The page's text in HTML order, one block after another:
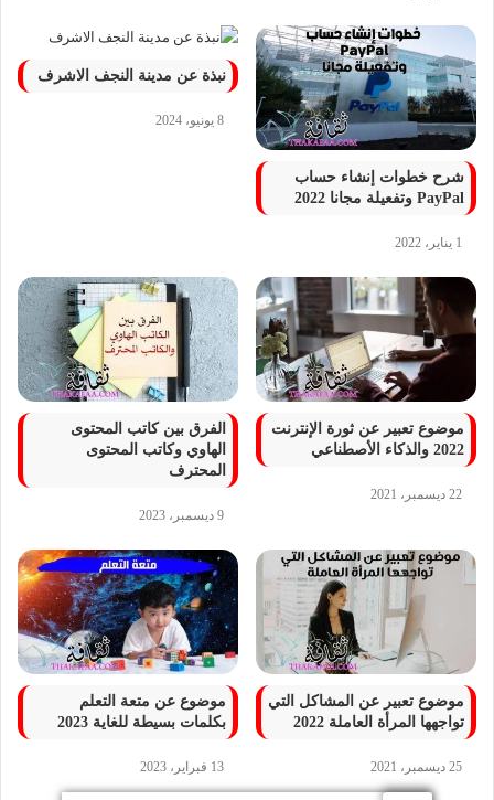
شرح خطوات إنشاء حساب
PayPal وتفعيلة مجانا 2022
1 يناير، 2022
نبذة عن مدينة النجف الاشرف
8 يونيو، 2024
موضوع تعبير عن ثورة الإنترنت
2022 والذكاء الأصطناعي
22 ديسمبر، 2021
الفرق بين كاتب المحتوى
الهاوي وكاتب المحتوى
المحترف
9 ديسمبر، 2023
موضوع تعبير عن المشاكل التي
تواجهها المرأة العاملة 2022
25 ديسمبر، 2021
موضوع عن متعة التعلم
بكلمات بسيطة للغاية 2023
13 فبراير، 2023